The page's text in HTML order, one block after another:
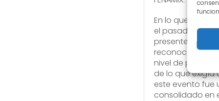
En lo que
el pasado mes
presentes el
reconocido éste
nivel de
de lo que exigía
este evento fue
consolidado en